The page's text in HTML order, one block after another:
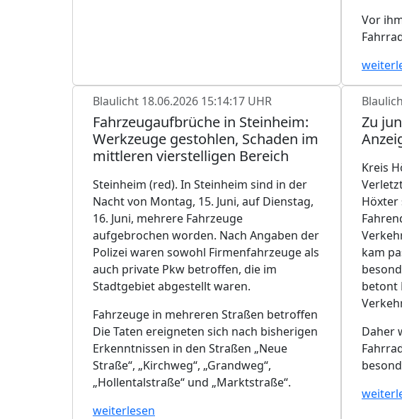
Vor
Blaulicht 18.06.2026 15:14:17 UHR
Fahrzeugaufbrüche in Steinheim:
Werkzeuge gestohlen, Schaden im
mittleren vierstelligen Bereich
Steinheim (red). In Steinheim sind in der
Nacht von Montag, 15. Juni, auf Dienstag,
16. Juni, mehrere Fahrzeuge
aufgebrochen worden. Nach Angaben der
Polizei waren sowohl Firmenfahrzeuge als
auch private Pkw betroffen, die im
Stadtgebiet abgestellt waren.
Fahrzeuge in mehreren Straßen betroffen
Die Taten ereigneten sich nach bisherigen
Erkenntnissen in den Straßen „Neue
Straße“, „Kirchweg“, „Grandweg“,
„Hollentalstraße“ und „Marktstraße“.
weiterlesen
Zu
Kreis
Höxter
kam
betont
Daher